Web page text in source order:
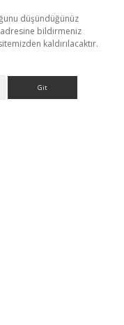
düşündüğünüz
adresine bildirmeniz
kaldırılacaktır.